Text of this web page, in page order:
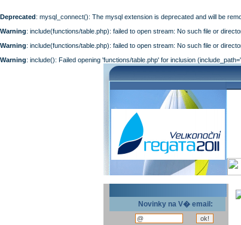
Deprecated: mysql_connect(): The mysql extension is deprecated and will be
Warning: include(functions/table.php): failed to open stream: No such file or
Warning: include(functions/table.php): failed to open stream: No such file or
Warning: include(): Failed opening 'functions/table.php' for inclusion
Novinky na V� email: